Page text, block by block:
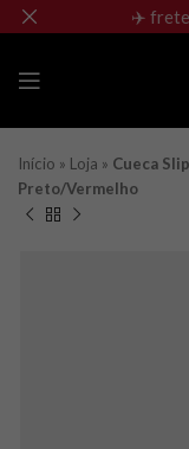
Início » Loja » Cueca
Preto/Vermelho
✈️ frete